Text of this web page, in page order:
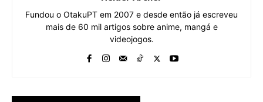
Fundou o OtakuPT em 2007 e desde então já escreveu
mais de 60 mil artigos sobre anime, mangá e
videojogos.